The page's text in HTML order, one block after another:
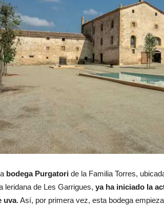
bodega Purgatori de la Familia Torres,
leridana de Les Garrigues, ya ha iniciado la
uva. Así, por primera vez, esta bodega